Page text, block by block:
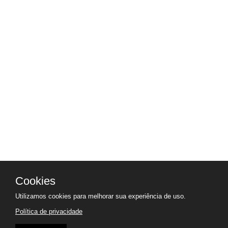
Cookies
Utilizamos cookies para melhorar sua experiência de uso.
Política de privacidade